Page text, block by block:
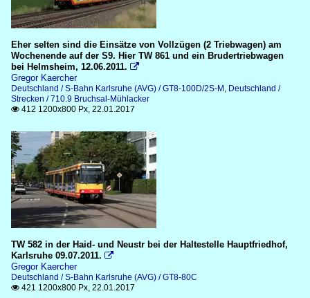
Eher selten sind die Einsätze von Vollzügen (2 Triebwagen) am
Wochenende auf der S9. Hier TW 861 und ein Brudertriebwagen
bei Helmsheim, 12.06.2011. 
Gregor Kaercher
Deutschland / S-Bahn Karlsruhe (AVG) / GT8-100D/2S-M , Deutschland /
Strecken / 710.9 Bruchsal-Mühlacker
 412 1200x800 Px, 22.01.2017
TW 582 in der Haid- und Neustr bei der Haltestelle Hauptfriedhof,
Karlsruhe 09.07.2011. 
Gregor Kaercher
Deutschland / S-Bahn Karlsruhe (AVG) / GT8-80C
 421 1200x800 Px, 22.01.2017